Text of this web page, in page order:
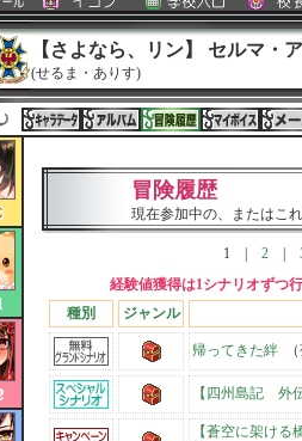
【さよなら、リン】 セルマ・
(せるま・ありす)
冒険履歴
現在参加中の、またはこ
1 2|
経験値獲得は1シナリオずつ
種別
ジャンル
帰ってきた絆
【四州島記
【蒼空に架け